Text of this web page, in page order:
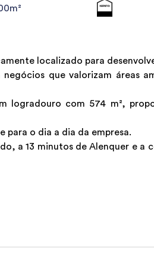
localizado para
que valorizam áreas
logradouro com 574 m²,
o dia a dia da empresa.
a 13 minutos de Alenquer e a